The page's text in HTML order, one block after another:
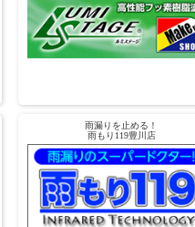
雨漏りを止める！
雨もり119豊川店